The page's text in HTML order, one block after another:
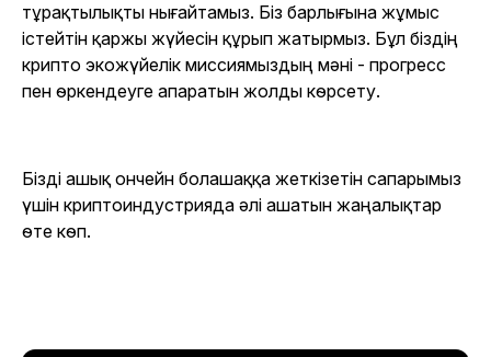
тұрақтылықты нығайтамыз. Біз барлығына жұмыс
істейтін қаржы жүйесін құрып жатырмыз. Бұл біздің
крипто экожүйелік миссиямыздың мәні - прогресс
пен өркендеуге апаратын жолды көрсету.
Бізді ашық ончейн болашаққа жеткізетін сапарымыз
үшін криптоиндустрияда әлі ашатын жаңалықтар
өте көп.